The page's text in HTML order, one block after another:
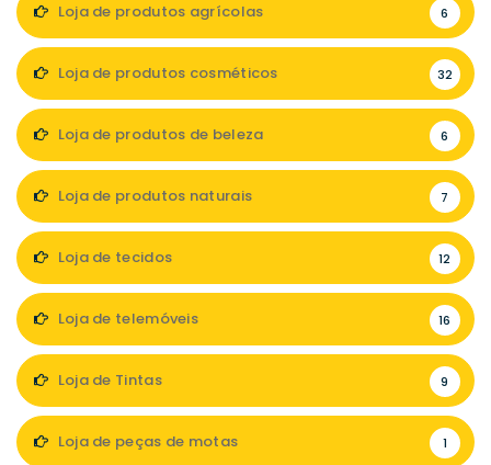
Loja de produtos agrícolas 6
Loja de produtos cosméticos 32
Loja de produtos de beleza 6
Loja de produtos naturais 7
Loja de tecidos 12
Loja de telemóveis 16
Loja de Tintas 9
Loja de peças de motas 1